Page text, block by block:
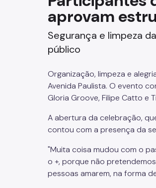
Funerários e
Rua e Bairro
Segurança
Trabalho
aprovam
Segurança e limpeza
público
Organização, limpeza e
Avenida Paulista. O evento
Gloria Groove, Filipe Catto e
A abertura da celebração,
contou com a presença da
"Muita coisa mudou com o
o +, porque não
pessoas amarem, na forma